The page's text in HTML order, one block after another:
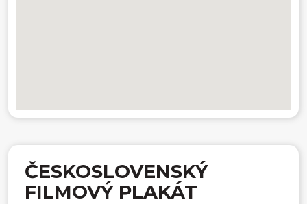
ČESKOSLOVENSKÝ
FILMOVÝ PLAKÁT